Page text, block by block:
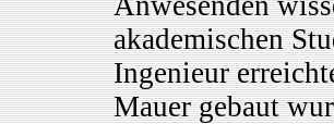
akademischen
Ingenieur
Mauer gebaut